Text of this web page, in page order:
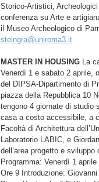
Storico-Artistici,
conferenza su Arte e
il Museo Archeologico di
steingra@uniroma3.it
MASTER IN HOUSING La
Venerdì 1 e sabato 2 aprile,
del DIPSA-Dipartimento di
piazza della Repubblica 10
tengono 4 giornate di studio
casa a costo accessibile, a
Facoltà di Architettura
Laboratorio LABIC, e
dell’area progetto e
Programma: Venerdì 1
Ore 9 Introduzione: